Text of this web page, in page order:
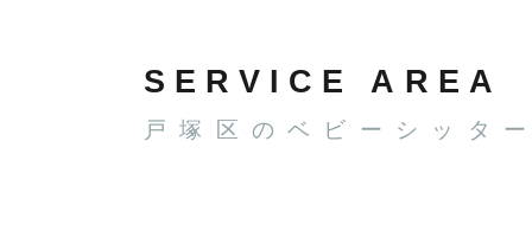
SERVICE AREA
戸塚区のベビーシッタ